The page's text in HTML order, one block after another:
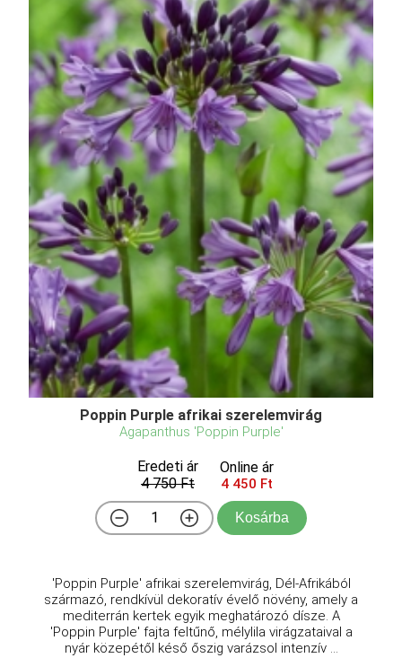
Poppin Purple afrikai szerelemvirág
Agapanthus 'Poppin Purple'
Eredeti ár
4 750 Ft
Online ár
4 450 Ft
Kosárba
'Poppin Purple' afrikai szerelemvirág, Dél-Afrikából
származó, rendkívül dekoratív évelő növény, amely a
mediterrán kertek egyik meghatározó dísze. A
'Poppin Purple' fajta feltűnő, mélylila virágzataival a
nyár közepétől késő őszig varázsol intenzív ...